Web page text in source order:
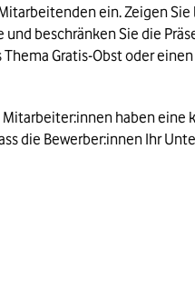
ein. Zeigen Sie
beschränken Sie die
Gratis-Obst oder
haben eine
die Bewerber:innen Ihr